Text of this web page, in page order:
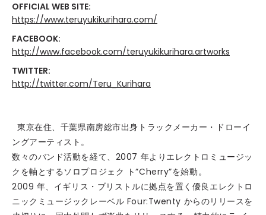
OFFICIAL WEB SITE:
https://www.teruyukikurihara.com/
FACEBOOK:
http://www.facebook.com/teruyukikurihara.artworks
TWITTER:
http://twitter.com/Teru_Kurihara
東京在住、千葉県南房総市出身トラックメーカー・ドローイ
ングアーティスト。
数々のバンド活動を経て、2007 年よりエレクトロミュージッ
クを軸とするソロプロジェク ト”Cherry”を始動。
2009 年、イギリス・ブリストルに拠点を置く優良エレクトロ
ニックミュージックレーベル Four:Twenty からのリリースを